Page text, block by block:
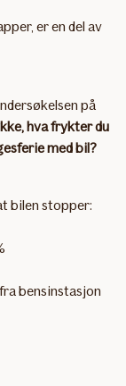
er en del av
på
hva frykter du
med bil?
bilen stopper:
bensinstasjon